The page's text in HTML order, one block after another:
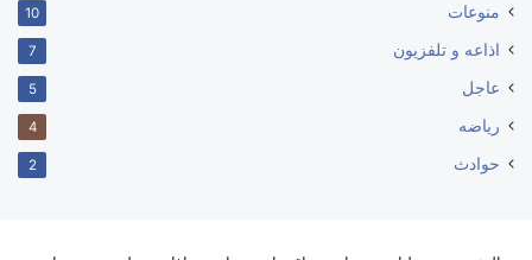
منوعات 10
اذاعه و تلفزيون 7
عاجل 5
رياضه 4
حوادث 2